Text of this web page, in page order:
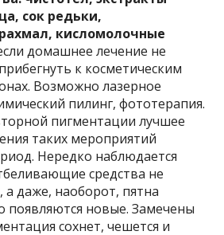
сок редьки,
кисломолочные
домашнее лечение не
к косметическим
Возможно лазерное
пилинг, фототерапия.
пигментации лучшее
таких мероприятий
Нередко наблюдается
средства не
а даже, наоборот, пятна
появляются новые. Замечены
сохнет, чешется и